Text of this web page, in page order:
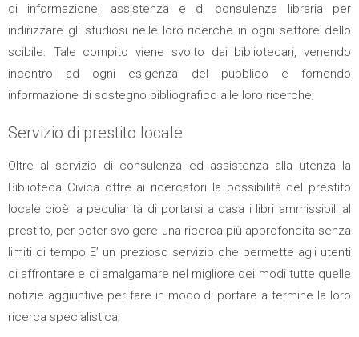
di informazione, assistenza e di consulenza libraria per
indirizzare gli studiosi nelle loro ricerche in ogni settore dello
scibile. Tale compito viene svolto dai bibliotecari, venendo
incontro ad ogni esigenza del pubblico e fornendo
informazione di sostegno bibliografico alle loro ricerche;
Servizio di prestito locale
Oltre al servizio di consulenza ed assistenza alla utenza la
Biblioteca Civica offre ai ricercatori la possibilità del prestito
locale cioè la peculiarità di portarsi a casa i libri ammissibili al
prestito, per poter svolgere una ricerca più approfondita senza
limiti di tempo E’ un prezioso servizio che permette agli utenti
di affrontare e di amalgamare nel migliore dei modi tutte quelle
notizie aggiuntive per fare in modo di portare a termine la loro
ricerca specialistica;